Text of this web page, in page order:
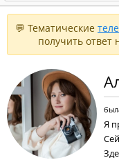
💬 Тематические
получить
Я